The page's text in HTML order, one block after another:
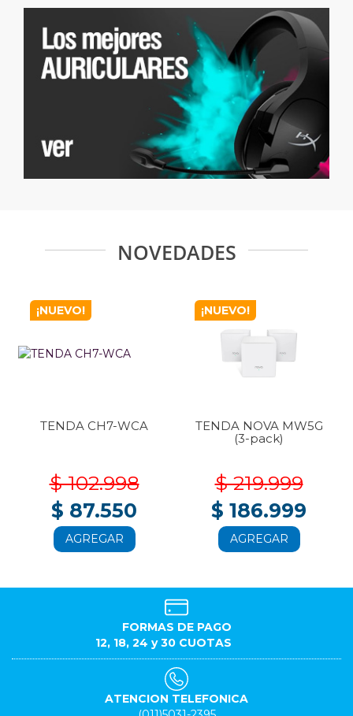
NOVEDADES
¡NUEVO!
TENDA CH7-WCA
$ 102.998
$ 87.550
AGREGAR
¡NUEVO!
TENDA NOVA MW5G
(3-pack)
$ 219.999
$ 186.999
AGREGAR
FORMAS DE PAGO
12, 18, 24 y 30 CUOTAS
ATENCION TELEFONICA